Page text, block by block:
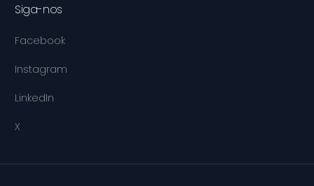
Siga-nos
Facebook
Instagram
LinkedIn
X